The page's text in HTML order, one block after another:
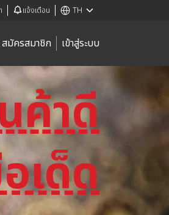
แจ้งเตือน TH
สมัครสมาชิก เข้าสู่ระบบ
ค้าดี
เด็ด